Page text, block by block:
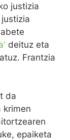
justizia
deituz eta
Frantzia
da
krimen
epaiketa